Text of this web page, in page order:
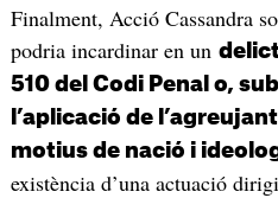
Finalment, Acció Cassandra
podria incardinar en un
510 del Codi Penal o,
l’aplicació de
motius de nació i
existència d’una actuació